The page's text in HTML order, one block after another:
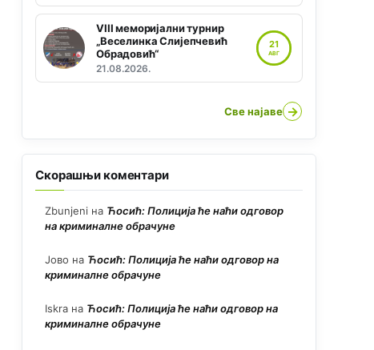
VIII меморијални турнир
„Веселинка Слијепчевић
Обрадовић“
21.08.2026.
21
АВГ
Све најаве →
Скорашњи коментари
Zbunjeni на Ћосић: Полиција ће наћи одговор
на криминалне обрачуне
Јово на Ћосић: Полиција ће наћи одговор на
криминалне обрачуне
Iskra на Ћосић: Полиција ће наћи одговор на
криминалне обрачуне